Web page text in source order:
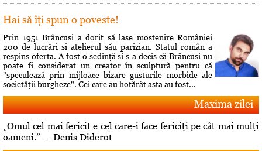
Hai să îţi spun o poveste!
Prin 1951 Brâncusi a dorit să lase mostenire României
200 de lucrări si atelierul său parizian. Statul român a
respins oferta. A fost o sedinţă si s-a decis că Brâncusi nu
poate fi considerat un creator în sculptură pentru că
"speculează prin mijloace bizare gusturile morbide ale
societăţii burgheze". Cei care au hotărât asta au fost...
Maxima zilei
„Omul cel mai fericit e cel care-i face fericiţi pe cât mai mulţi
oameni.” — Denis Diderot